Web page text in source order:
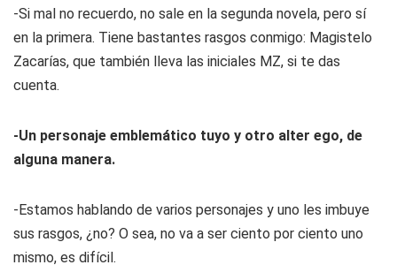
-Si mal no recuerdo, no sale en la segunda novela, pero sí
en la primera. Tiene bastantes rasgos conmigo: Magistelo
Zacarías, que también lleva las iniciales MZ, si te das
cuenta.
-Un personaje emblemático tuyo y otro alter ego, de
alguna manera.
-Estamos hablando de varios personajes y uno les imbuye
sus rasgos, ¿no? O sea, no va a ser ciento por ciento uno
mismo, es difícil.